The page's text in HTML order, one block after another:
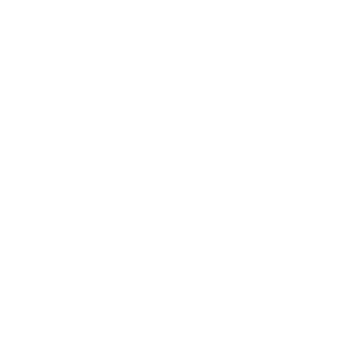
мг/сут, при КК 10-30 мл/мин - 2.5-5 мг/
ХСН начальная доза лизиноприла
в 3-5 дней до 5-10-20 мг/сут. Не
доза лизиноприла у пациентов
с ней нарушения функции почек.
24 ч после острого инфаркта
следует оценить
до 5 мг, при необходимости - до
применение лизиноприла необходимо
повышают до 20 мг/сут до